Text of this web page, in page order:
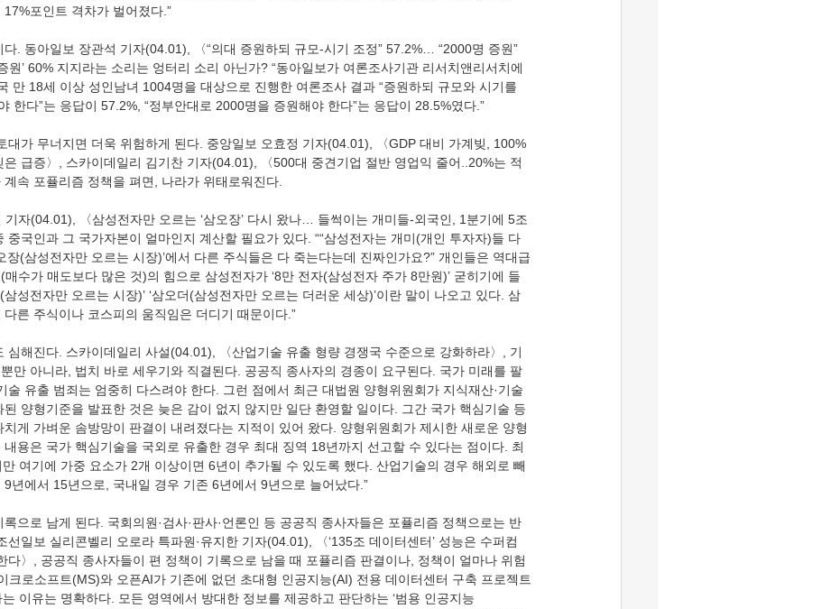
포인트 격차가 벌어졌다.”
원’ 60% 지지라는 소리는 엉터리 소리 아닌가? “동아일보가 여론조사기관 리서치앤리서치에
만 18세 이상 성인남녀 1004명을 대상으로 진행한 여론조사 결과 “증원하되 규모와 시기를
한다”는 응답이 57.2%, “정부안대로 2000명을 증원해야 한다”는 응답이 28.5%였다.”
급증〉, 스카이데일리 김기찬 기자(04.01), 〈500대 중견기업 절반 영업익 줄어..20%는 적
속 포퓰리즘 정책을 펴면, 나라가 위태로워진다.
중국인과 그 국가자본이 얼마인지 계산할 필요가 있다. ““삼성전자는 개미(개인 투자자)들 다
장(삼성전자만 오르는 시장)’에서 다른 주식들은 다 죽는다는데 진짜인가요?” 개인들은 역대급
수가 매도보다 많은 것)의 힘으로 삼성전자가 ‘8만 전자(삼성전자 주가 8만원)’ 굳히기에 들
삼성전자만 오르는 시장)’ ‘삼오더(삼성전자만 오르는 더러운 세상)’이란 말이 나오고 있다. 삼
른 주식이나 코스피의 움직임은 더디기 때문이다.”
만 아니라, 법치 바로 세우기와 직결된다. 공공직 종사자의 경종이 요구된다. 국가 미래를 팔
술 유출 범죄는 엄중히 다스려야 한다. 그런 점에서 최근 대법원 양형위원회가 지식재산·기술
양형기준을 발표한 것은 늦은 감이 없지 않지만 일단 환영할 일이다. 그간 국가 핵심기술 등
게 가벼운 솜방망이 판결이 내려졌다는 지적이 있어 왔다. 양형위원회가 제시한 새로운 양형
용은 국가 핵심기술을 국외로 유출한 경우 최대 징역 18년까지 선고할 수 있다는 점이다. 최
여기에 가중 요소가 2개 이상이면 6년이 추가될 수 있도록 했다. 산업기술의 경우 해외로 빼
년에서 15년으로, 국내일 경우 기존 6년에서 9년으로 늘어났다.”
선일보 실리콘벨리 오로라 특파원·유지한 기자(04.01), 〈‘135조 데이터센터’ 성능은 수퍼컴
다〉, 공공직 종사자들이 편 정책이 기록으로 남을 때 포퓰리즘 판결이나, 정책이 얼마나 위험
크로소프트(MS)와 오픈AI가 기존에 없던 초대형 인공지능(AI) 전용 데이터센터 구축 프로젝트
는 이유는 명확하다. 모든 영역에서 방대한 정보를 제공하고 판단하는 ‘범용 인공지능